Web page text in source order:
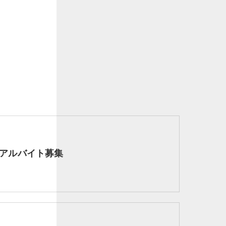
ルバイト募集